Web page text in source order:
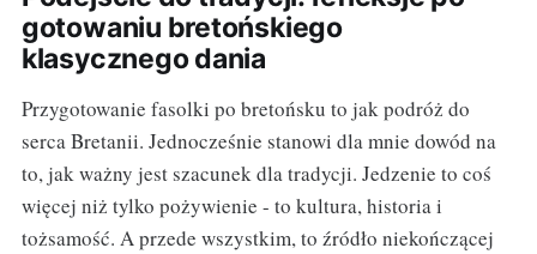
gotowaniu bretońskiego
klasycznego dania
Przygotowanie fasolki po bretońsku to jak podróż do
serca Bretanii. Jednocześnie stanowi dla mnie dowód na
to, jak ważny jest szacunek dla tradycji. Jedzenie to coś
więcej niż tylko pożywienie - to kultura, historia i
tożsamość. A przede wszystkim, to źródło niekończącej